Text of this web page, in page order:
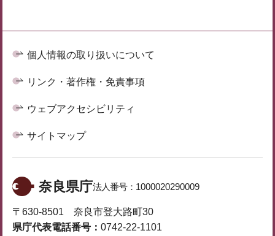
個人情報の取り扱いについて
リンク・著作権・免責事項
ウェブアクセシビリティ
サイトマップ
奈良県庁法人番号： 1000020290009
〒630-8501 奈良市登大路町30
県庁代表電話番号： 0742-22-1101